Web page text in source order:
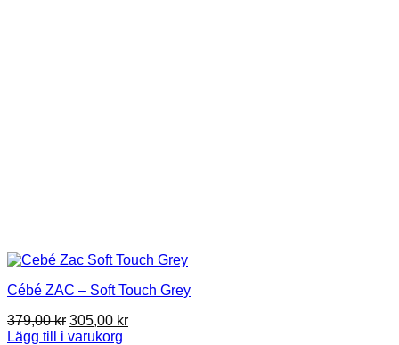
Cébé ZAC – Soft Touch Grey
379,00kr Det
ursprungliga
305,00 krDet
Lägg till i varukorg